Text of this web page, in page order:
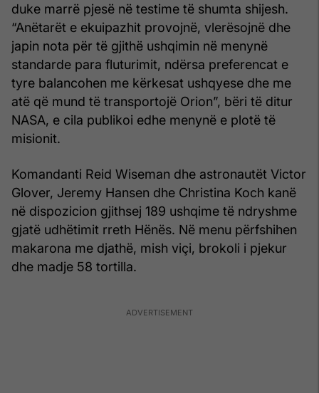
duke marrë pjesë në testime të shumta shijesh.
“Anëtarët e ekuipazhit provojnë, vlerësojnë dhe
japin nota për të gjithë ushqimin në menynë
standarde para fluturimit, ndërsa preferencat e
tyre balancohen me kërkesat ushqyese dhe me
atë që mund të transportojë Orion”, bëri të ditur
NASA, e cila publikoi edhe menynë e plotë të
misionit.
Komandanti Reid Wiseman dhe astronautët Victor
Glover, Jeremy Hansen dhe Christina Koch kanë
në dispozicion gjithsej 189 ushqime të ndryshme
gjatë udhëtimit rreth Hënës. Në menu përfshihen
makarona me djathë, mish viçi, brokoli i pjekur
dhe madje 58 tortilla.